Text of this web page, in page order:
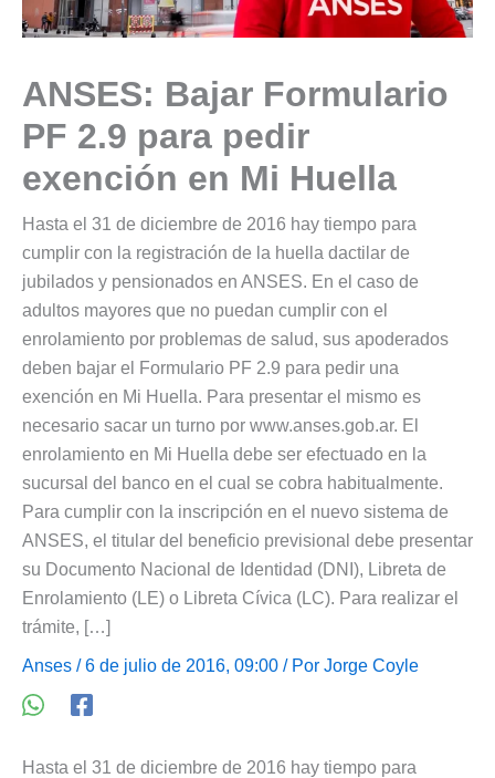
ANSES: Bajar Formulario
PF 2.9 para pedir
exención en Mi Huella
Hasta el 31 de diciembre de 2016 hay tiempo para
cumplir con la registración de la huella dactilar de
jubilados y pensionados en ANSES. En el caso de
adultos mayores que no puedan cumplir con el
enrolamiento por problemas de salud, sus apoderados
deben bajar el Formulario PF 2.9 para pedir una
exención en Mi Huella. Para presentar el mismo es
necesario sacar un turno por www.anses.gob.ar. El
enrolamiento en Mi Huella debe ser efectuado en la
sucursal del banco en el cual se cobra habitualmente.
Para cumplir con la inscripción en el nuevo sistema de
ANSES, el titular del beneficio previsional debe presentar
su Documento Nacional de Identidad (DNI), Libreta de
Enrolamiento (LE) o Libreta Cívica (LC). Para realizar el
trámite, […]
Anses / 6 de julio de 2016, 09:00 / Por Jorge Coyle
Hasta el 31 de diciembre de 2016 hay tiempo para